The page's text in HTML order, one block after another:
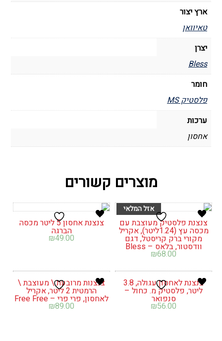
ארץ יצור
טאיוואן
יצרן
Bless
חומר
פלסטיק MS
ערכות
אחסון
מוצרים קשורים
צנצנת פלסטיק מעוצבת עם
מכסה עץ (1.24ליטר), אקריל
מקורי ברק קריסטל, דגם
וודסטור, בלאס – Bless
₪68.00
צנצנת אחסון 5 ליטר מכסה
הברגה
₪49.00
צנצנת לאחסון עגולה, 3.8
ליטר, פלסטיק מ. כחול –
סנפואר
₪56.00
צנצנות מרובעת \ מעוצבת \
הרמטית 2 ליטר, אקריל
לאחסון, פרי פרי – Free Free
₪89.00